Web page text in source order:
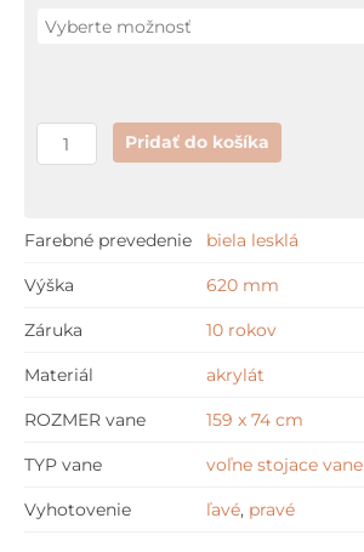
cm
samonosný
rám
Pridať do košíka
Farebné prevedenie biela lesklá
Výška 620 mm
Záruka 10 rokov
Materiál akrylát
ROZMER vane 159 x 74 cm
TYP vane voľne stojace vane
Vyhotovenie ľavé, pravé